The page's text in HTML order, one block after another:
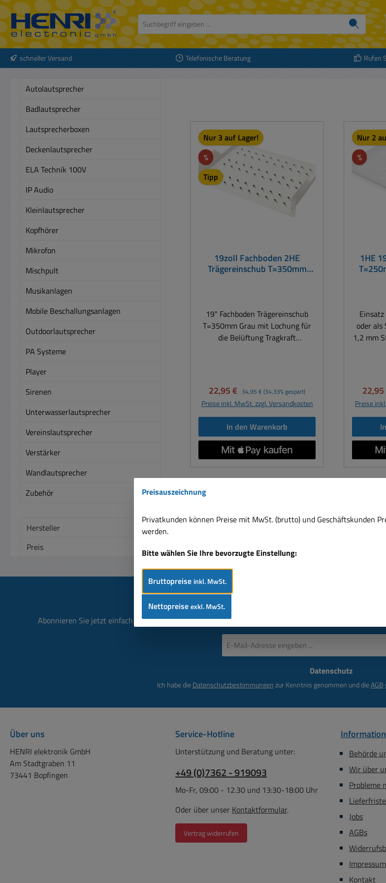
Hauptinhalt springen
Zur Suche springen
Zur Hauptnavigation springen
schneller Versand Telefonische Beratung Rufen
Autolautsprecher
Badlautsprecher
Lautsprecherboxen
Deckenlautsprecher
ELA Technik 100V
IP Audio
Kleinlautsprecher
Kopfhörer
Mikrofon
Mischpult
Musikanlagen
Mobile Beschallungsanlagen
Outdoorlautsprecher
PA Systeme
Player
Sirenen
Unterwasserlautsprecher
Vereinslautsprecher
Verstärker
Wandlautsprecher
Zubehör
Hersteller
Preis
Nur 3 auf Lager!
%Rabatt
Tipp
19zoll Fachboden 2HE
Trägereinschub T=350mm
19" Fachboden Trägereinschub
T=350mm Grau mit Lochung für
die Belüftung Tragkraft
abfallend 2 Höheneinheiten ca.
88mm Geeignet zum sicheren
Einbau von EDV-Hardware,
Kamerarekorder, Router, NAS,
USV, Player usw. als Kabelfach
440mm Bautiefe: 350mm Gewicht
ca. 2,1kg Farbe: Grau
Verkaufspreis:
22,95 € Regulärer Preis:
34,95 € (34.33% gespart)
Preise inkl. MwSt. zzgl. Versandkosten
In den Warenkorb
Nur 2
%Rabatt
1HE
oder als
1,2 mm
EDV-
Decks,
Player als
Preise
Abonnieren Sie jetzt einfach unseren regelmäßig erscheinenden Newsletter und Sie werden stets
Mail-
Datenschutz
Ich habe dieDatenschutzbestimmungenzur Kenntnis genommen und dieAGB
Über uns
HENRI elektronik GmbH
Am Stadtgraben 11
73441 Bopfingen
Service-Hotline
Unterstützung und Beratung unter:
+49 (0)7362 - 919093
Mo-Fr, 09:00 - 12.30 und 13:30-18:00 Uhr
Oder über unser Kontaktformular.
Vertrag widerrufen
Behörde
Wir über
Probleme
Jobs
AGBs
Impressum
Kontakt
Preisauszeichnung
Privatkunden können Preise mit MwSt. (brutto) und Geschäftskunden
werden.
Bitte wählen Sie Ihre bevorzugte Einstellung:
Bruttopreise inkl. MwSt.
Nettopreiseexkl. MwSt.